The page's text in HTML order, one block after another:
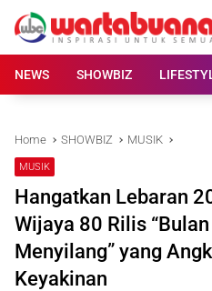
content
NEWS
SHOWBIZ
Home SHOWBIZ MUSIK
MUSIK
Hangatkan Lebaran
Wijaya 80 Rilis
Menyilang” yang
Keyakinan